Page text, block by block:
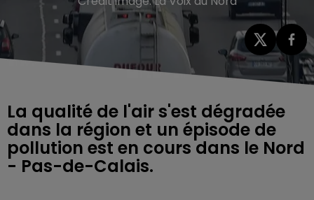
La qualité de l'air s'est dégradée
dans la région et un épisode de
pollution est en cours dans le Nord
- Pas-de-Calais.